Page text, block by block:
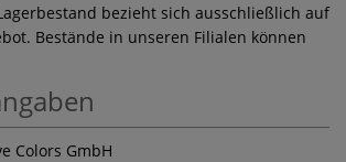
bezieht sich ausschließlich auf
Bestände in unseren Filialen können
Colors GmbH